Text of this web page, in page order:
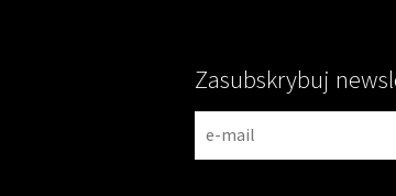
Zasubskrybuj